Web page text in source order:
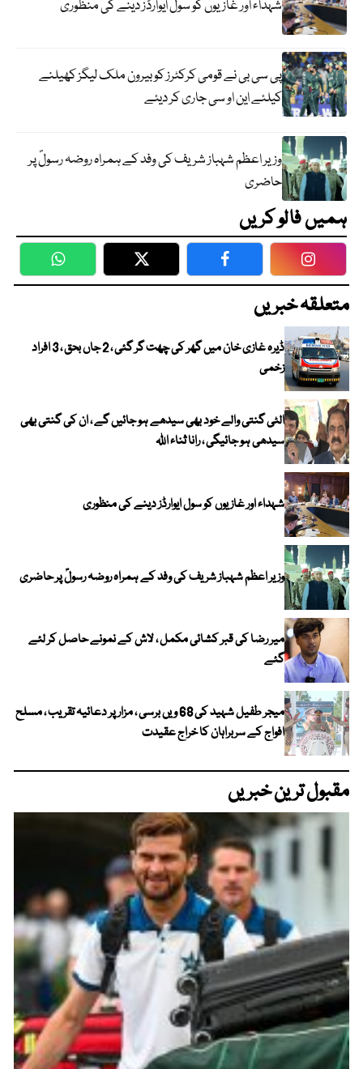
شہداء اور غازیوں کو سول ایوارڈز دینے کی منظوری
پی سی بی نے قومی کرکٹرز کو بیرون ملک لیگز کھیلنے
کیلئے این او سی جاری کر دیئے
وزیر اعظم شہباز شریف کی وفد کے ہمراہ روضہ رسولؐ پر
حاضری
ہمیں فالو کریں
WhatsApp Twitter Facebook
متعلقہ خبریں
ڈیرہ غازی خان میں گھر کی چھت گر گئی ، 2 جاں بحق ، 3 افراد
زخمی
الٹی گنتی والے خود بھی سیدھے ہو جائیں گے ، ان کی گنتی بھی
سیدھی ہو جائیگی ، رانا ثناء اللہ
شہداء اور غازیوں کو سول ایوارڈز دینے کی منظوری
وزیر اعظم شہباز شریف کی وفد کے ہمراہ روضہ رسولؐ پر حاضری
میر رضا کی قبر کشائی مکمل ، لاش کے نمونے حاصل کر لئے
گئے
میجر طفیل شہید کی 68 ویں برسی ، مزار پر دعائیہ تقریب ، مسلح
افواج کے سربراہان کا خراج عقیدت
مقبول ترین خبریں